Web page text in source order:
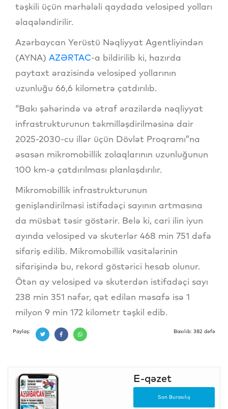
təşkili üçün mərhələli qaydada velosiped yolları
əlaqələndirilir.
Azərbaycan Yerüstü Nəqliyyat Agentliyindən
(AYNA) AZƏRTAC-a bildirilib ki, hazırda
paytaxt ərazisində velosiped yollarının
uzunluğu 66,6 kilometrə çatdırılıb.
“Bakı şəhərində və ətraf ərazilərdə nəqliyyat
infrastrukturunun təkmilləşdirilməsinə dair
2025-2030-cu illər üçün Dövlət Proqramı”na
əsasən mikromobillik zolaqlarının uzunluğunun
100 km-ə çatdırılması planlaşdırılır.
Mikromobillik infrastrukturunun
genişləndirilməsi istifadəçi sayının artmasına
da müsbət təsir göstərir. Belə ki, cari ilin iyun
ayında velosiped və skuterlər 468 min 751 dəfə
sifariş edilib. Mikromobillik vasitələrinin
sifarişində bu, rekord göstərici hesab olunur.
Ötən ay velosiped və skuterdən istifadəçi sayı
238 min 351 nəfər, qət edilən məsafə isə 1
milyon 9 min 172 kilometr təşkil edib.
Paylaş: Baxılıb: 382 dəfə
E-qəzet
Son Buraxılış